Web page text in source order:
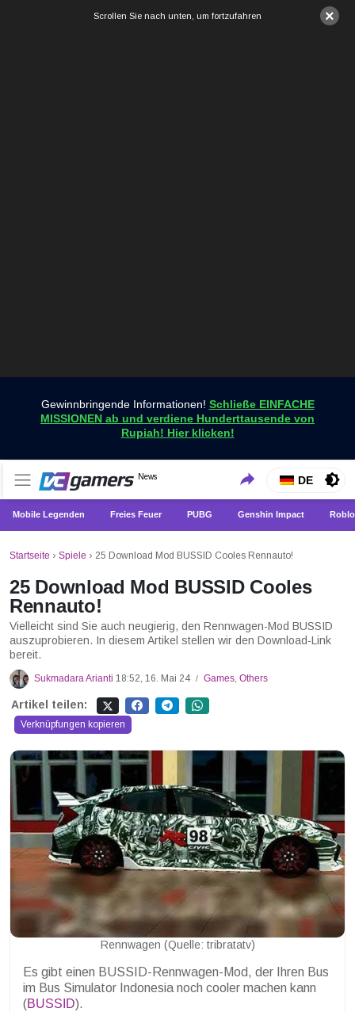
×
Scrollen Sie nach unten, um fortzufahren
Gewinnbringende Informationen! Schließe EINFACHE
MISSIONEN ab und verdiene Hunderttausende von
Rupiah! Hier klicken!
VCGamers-Neuigkeiten
News
Holen Sie sich die neuesten Spielnachrichten nur bei
VCGamers
DE
Mobile Legenden Freies Feuer PUBG Genshin Impact
Startseite › Spiele › 25 Download Mod BUSSID Cooles Rennauto!
25 Download Mod BUSSID Cooles
Rennauto!
Vielleicht sind Sie auch neugierig, den Rennwagen-Mod BUSSID
auszuprobieren. In diesem Artikel stellen wir den Download-Link
bereit.
Sukmadara Arianti 18:52, 16. Mai 24 / Games, Others
Artikel teilen:
Verknüpfungen kopieren
Rennwagen (Quelle: tribratatv)
Es gibt einen BUSSID-Rennwagen-Mod, der Ihren Bus
im Bus Simulator Indonesia noch cooler machen kann
(BUSSID).